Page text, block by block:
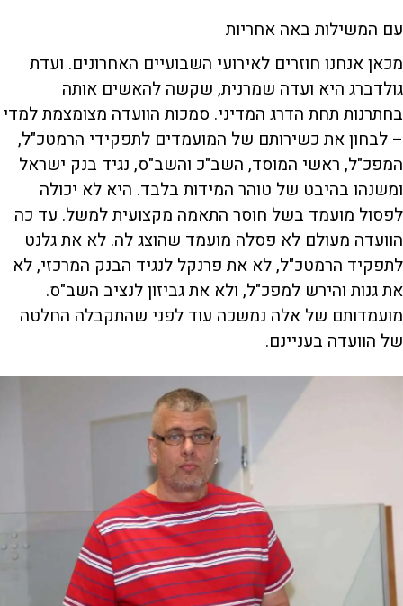
עם המשילות באה אחריות
מכאן אנחנו חוזרים לאירועי השבועיים האחרונים. ועדת
גולדברג היא ועדה שמרנית, שקשה להאשים אותה
בחתרנות תחת הדרג המדיני. סמכות הוועדה מצומצמת למדי
– לבחון את כשירותם של המועמדים לתפקידי הרמטכ"ל,
המפכ"ל, ראשי המוסד, השב"כ והשב"ס, נגיד בנק ישראל
ומשנהו בהיבט של טוהר המידות בלבד. היא לא יכולה
לפסול מועמד בשל חוסר התאמה מקצועית למשל. עד כה
הוועדה מעולם לא פסלה מועמד שהוצג לה. לא את גלנט
לתפקיד הרמטכ"ל, לא את פרנקל לנגיד הבנק המרכזי, לא
את גנות והירש למפכ"ל, ולא את גביזון לנציב השב"ס.
מועמדותם של אלה נמשכה עוד לפני שהתקבלה החלטה
של הוועדה בעניינם.